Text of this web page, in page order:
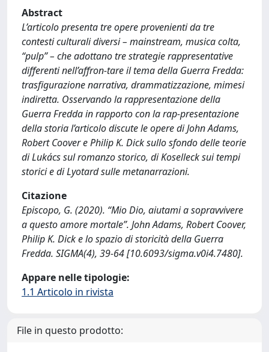
Abstract
L’articolo presenta tre opere provenienti da tre
contesti culturali diversi – mainstream, musica colta,
“pulp” – che adottano tre strategie rappresentative
differenti nell’affron-tare il tema della Guerra Fredda:
trasfigurazione narrativa, drammatizzazione, mimesi
indiretta. Osservando la rappresentazione della
Guerra Fredda in rapporto con la rap-presentazione
della storia l’articolo discute le opere di John Adams,
Robert Coover e Philip K. Dick sullo sfondo delle teorie
di Lukács sul romanzo storico, di Koselleck sui tempi
storici e di Lyotard sulle metanarrazioni.
Citazione
Episcopo, G. (2020). “Mio Dio, aiutami a sopravvivere
a questo amore mortale”. John Adams, Robert Coover,
Philip K. Dick e lo spazio di storicità della Guerra
Fredda. SIGMA(4), 39-64 [10.6093/sigma.v0i4.7480].
Appare nelle tipologie:
1.1 Articolo in rivista
File in questo prodotto: